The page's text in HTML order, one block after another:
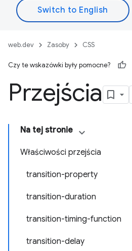
web.dev Zasoby CSS
Czy te wskazówki były pomocne?
Przejścia
Na tej stronie
Właściwości przejścia
transition-property
transition-duration
transition-timing-function
transition-delay